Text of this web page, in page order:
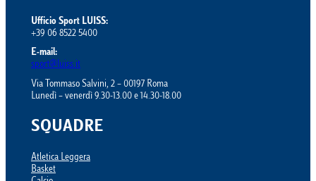
Ufficio Sport LUISS:
+39 06 8522 5400
E-mail:
sport@luiss.it
Via Tommaso Salvini, 2 – 00197 Roma
Lunedì – venerdì 9.30-13.00 e 14.30-18.00
SQUADRE
Atletica Leggera
Basket